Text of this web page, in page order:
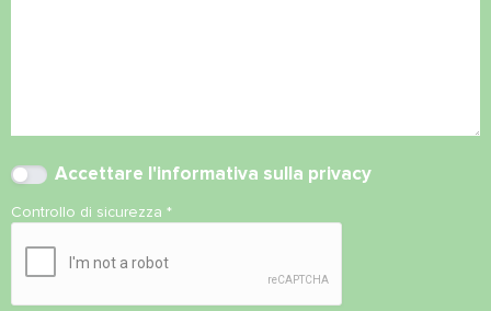
Accettare l'informativa sulla privacy
Controllo di sicurezza *